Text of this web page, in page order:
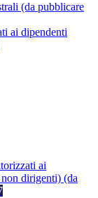
(da pubblicare
ai dipendenti
ai
dirigenti) (da